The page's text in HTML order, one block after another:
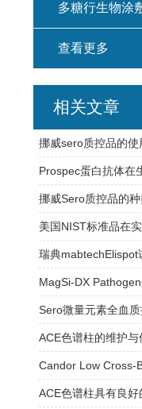
多糖行生物涂
查看更多
相关文章
挪威Sero质控品的
美国NIST标准品在
瑞典mabtechElispot
Sero微量元素全血
ACE色谱柱的维护与
Candor Low Cross-
ACE色谱柱具有良